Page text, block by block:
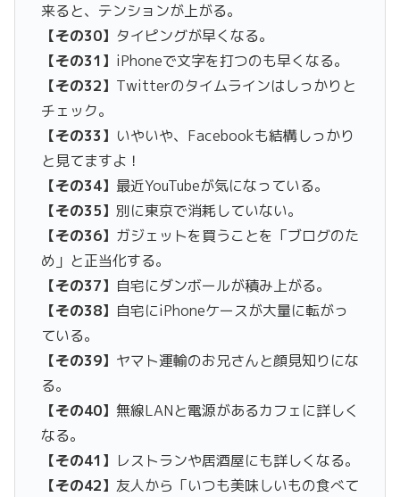
来ると、テンションが上がる。
【その30】 タイピングが早くなる。
【その31】 iPhoneで文字を打つのも早くなる。
【その32】 Twitterのタイムラインはしっかりと
チェック。
【その33】 いやいや、 Facebookも結構しっかり
と見てますよ！
【その34】 最近YouTubeが気になっている。
【その35】 別に東京で消耗していない。
【その36】 ガジェットを買うことを「ブログのた
め」と正当化する。
【その37】 自宅にダンボールが積み上がる。
【その38】 自宅にiPhoneケースが大量に転がっ
ている。
【その39】 ヤマト運輸のお兄さんと顔見知りにな
る。
【その40】 無線LANと電源があるカフェに詳しく
なる。
【その41】 レストランや居酒屋にも詳しくなる。
【その42】 友人から「いつも美味しいもの食べて